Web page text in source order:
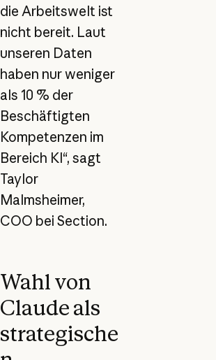
die Arbeitswelt ist
nicht bereit. Laut
unseren Daten
haben nur weniger
als 10 % der
Beschäftigten
Kompetenzen im
Bereich KI“, sagt
Taylor
Malmsheimer,
COO bei Section.
Wahl von
Claude als
strategische